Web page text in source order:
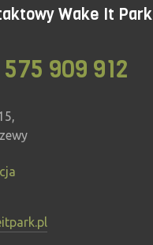
Wake It Park
909 912